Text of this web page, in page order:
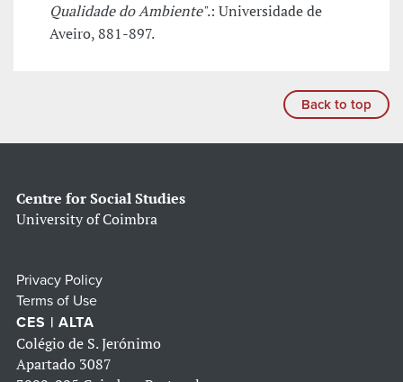
Qualidade do Ambiente".: Universidade de
Aveiro, 881-897.
Back to top
Centre for Social Studies
University of Coimbra
Privacy Policy
Terms of Use
CES | ALTA
Colégio de S. Jerónimo
Apartado 3087